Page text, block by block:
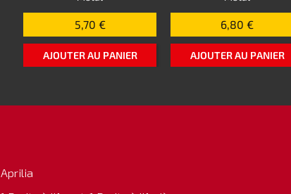
5,70 €
AJOUTER AU PANIER
6,80 €
AJOUTER AU PANIER
Aprilia